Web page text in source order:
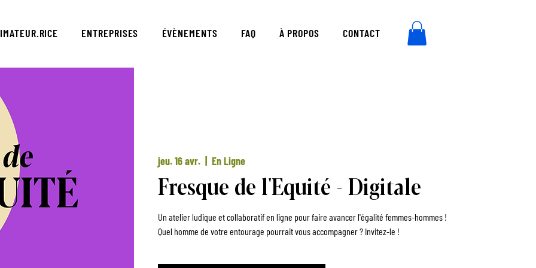
ENTREPRISES ÉVÈNEMENTS FAQ À PROPOS CONTACT
jeu. 16 avr. En Ligne
Fresque de l'Equité - Digitale
Un atelier ludique et collaboratif en ligne pour faire avancer l'égalité femmes-hommes !